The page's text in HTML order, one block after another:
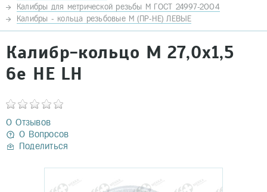
Калибры для метрической резьбы М ГОСТ 24997-2004
Калибры - кольца резьбовые М (ПР-НЕ) ЛЕВЫЕ
Калибр-кольцо М 27,0х1,5
6e НЕ LH
0 Отзывов
0 Вопросов
Поделиться